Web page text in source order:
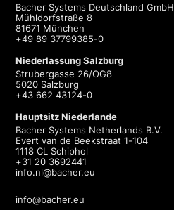
Bacher Systems Deutschland GmbH
Mühldorfstraße 8
81671 München
+49 89 37799385-0
Niederlassung Salzburg
Strubergasse 26/OG8
5020 Salzburg
+43 662 43124-0
Hauptsitz Niederlande
Bacher Systems Netherlands B.V.
Evert van de Beekstraat 1-104
1118 CL Schiphol
+31 20 3692441
info.nl@bacher.eu
info@bacher.eu